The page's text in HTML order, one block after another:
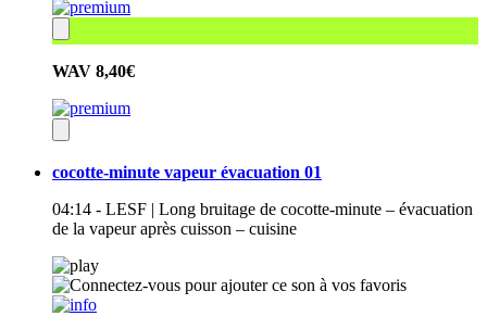
WAV 8,40€
cocotte-minute vapeur évacuation 01
04:14 - LESF | Long bruitage de cocotte-minute – évacuation
de la vapeur après cuisson – cuisine